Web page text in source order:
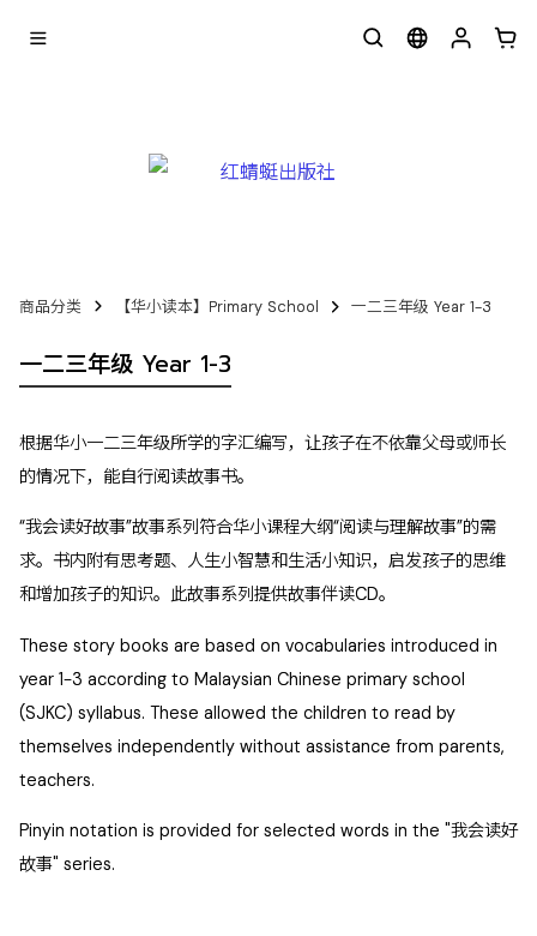
商品分类 【华小读本】Primary School 一二三年级 Year 1-3
一二三年级 Year 1-3
根据华小一二三年级所学的字汇编写，让孩子在不依靠父母或师长
的情况下，能自行阅读故事书。
“我会读好故事”故事系列符合华小课程大纲“阅读与理解故事”的需
求。书内附有思考题、人生小智慧和生活小知识，启发孩子的思维
和增加孩子的知识。此故事系列提供故事伴读CD。
These story books are based on vocabularies introduced in
year 1-3 according to Malaysian Chinese primary school
(SJKC) syllabus. These allowed the children to read by
themselves independently without assistance from parents,
teachers.
Pinyin notation is provided for selected words in the "我会读好
故事" series.